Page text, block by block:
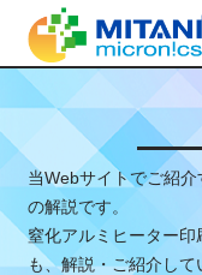
当Webサイトでご紹
の解説です。
窒化アルミヒーター
も、解説・ご紹介して